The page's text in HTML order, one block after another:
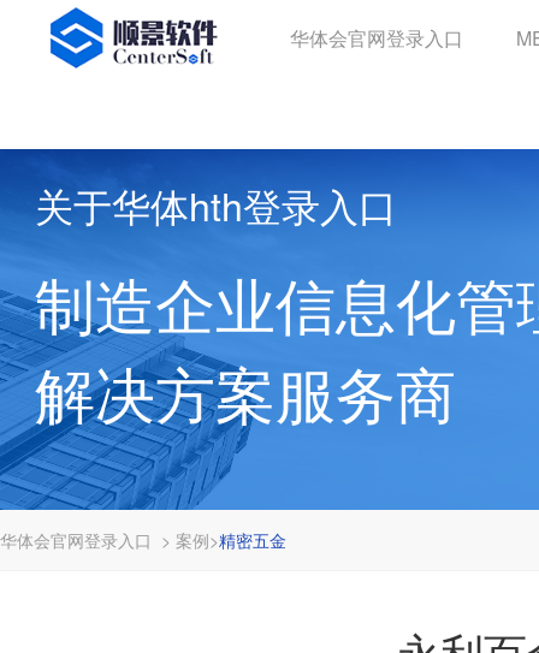
华体会官网登录入口
华体会官网登录入口
关于华体hth登录入口
制造企业信息化管
解决方案服务商
华体会官网登录入口 > 案例>精密五金